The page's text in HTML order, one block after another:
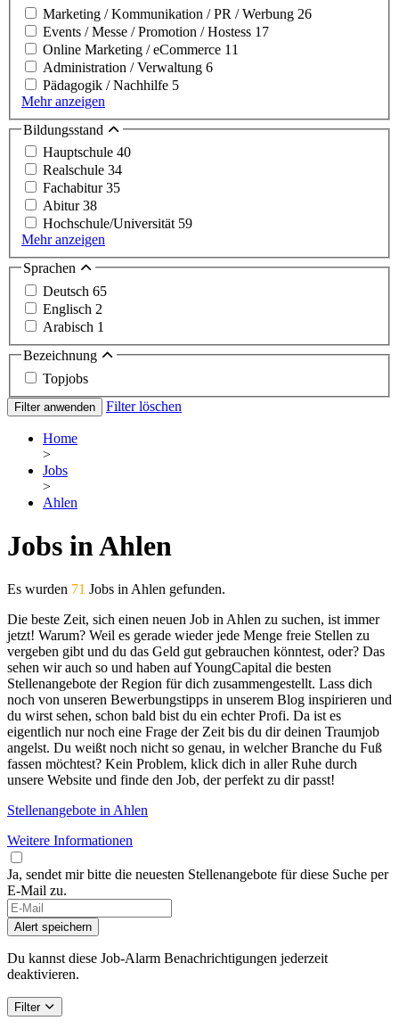
Marketing / Kommunikation / PR / Werbung 26
Events / Messe / Promotion / Hostess 17
Online Marketing / eCommerce 11
Administration / Verwaltung 6
Pädagogik / Nachhilfe 5
Mehr anzeigen
Bildungsstand
Hauptschule 40
Realschule 34
Fachabitur35
Abitur38
Hochschule/Universität 59
Mehr anzeigen
Sprachen
Deutsch 65
Englisch 2
Arabisch 1
Bezeichnung
Topjobs
Filter anwenden Filter löschen
Home
>
Jobs
>
Ahlen
Jobs in Ahlen
Es wurden 71 Jobs in Ahlen gefunden.
Die beste Zeit, sich einen neuen Job in Ahlen zu suchen, ist immer
jetzt! Warum? Weil es gerade wieder jede Menge freie Stellen zu
vergeben gibt und du das Geld gut gebrauchen könntest, oder? Das
sehen wir auch so und haben auf YoungCapital die besten
Stellenangebote der Region für dich zusammengestellt. Lass dich
noch von unseren Bewerbungstipps in unserem Blog inspirieren und
du wirst sehen, schon bald bist du ein echter Profi. Da ist es
eigentlich nur noch eine Frage der Zeit bis du dir deinen Traumjob
angelst. Du weißt noch nicht so genau, in welcher Branche du Fuß
fassen möchtest? Kein Problem, klick dich in aller Ruhe durch
unsere Website und finde den Job, der perfekt zu dir passt!
Stellenangebote in Ahlen
Weitere Informationen
Ja, sendet mir bitte die neuesten Stellenangebote für diese Suche per
E-Mail zu.
Alert speichern
Du kannst diese Job-Alarm Benachrichtigungen jederzeit
deaktivieren.
Filter